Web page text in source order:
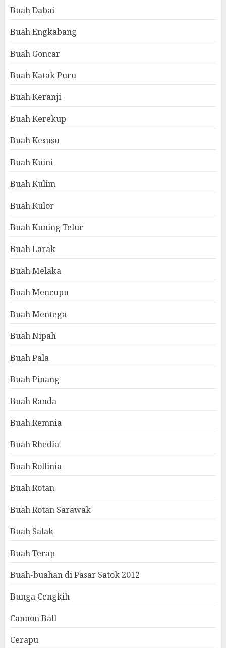
Buah Dabai
Buah Engkabang
Buah Goncar
Buah Katak Puru
Buah Keranji
Buah Kerekup
Buah Kesusu
Buah Kuini
Buah Kulim
Buah Kulor
Buah Kuning Telur
Buah Larak
Buah Melaka
Buah Mencupu
Buah Mentega
Buah Nipah
Buah Pala
Buah Pinang
Buah Randa
Buah Remnia
Buah Rhedia
Buah Rollinia
Buah Rotan
Buah Rotan Sarawak
Buah Salak
Buah Terap
Buah-buahan di Pasar Satok 2012
Bunga Cengkih
Cannon Ball
Cerapu